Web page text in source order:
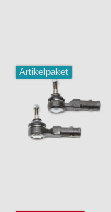
Artikelpaket